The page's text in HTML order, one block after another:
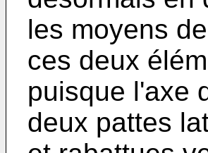
les moyens
ces deux
puisque l'axe
deux pattes